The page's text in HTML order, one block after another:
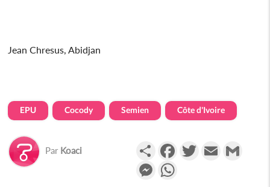
Jean Chresus, Abidjan
EPU Cocody Semien Côte d'Ivoire
Par Koaci PartagerFacebookTwitterEmail
Messenger